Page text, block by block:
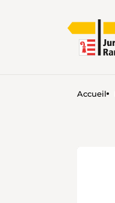
Accueil